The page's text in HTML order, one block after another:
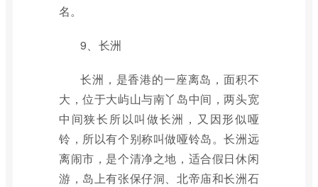
名。
9、长洲
长洲，是香港的一座离岛，面积不
大，位于大屿山与南丫岛中间，两头宽
中间狭长所以叫做长洲，又因形似哑
铃，所以有个别称叫做哑铃岛。长洲远
离闹市，是个清净之地，适合假日休闲
游，岛上有张保仔洞、北帝庙和长洲石